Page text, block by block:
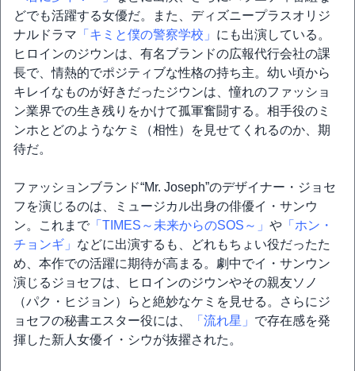
どでも活躍する女優だ。また、ディズニープラスオリジ
ナルドラマ 「キミと僕の警察学校」 にも出演している。
ヒロインのジウンは、有名ブランドの広報代行会社の課
長で、情熱的でポジティブな性格の持ち主。幼い頃から
キレイなものが好きだったジウンは、憧れのファッショ
ン業界での生き残りをかけて孤軍奮闘する。相手役のミ
ンホとどのようなケミ（相性）を見せてくれるのか、期
待だ。
ファッションブランド“Mr. Joseph”のデザイナー・ジョセ
フを演じるのは、ミュージカル出身の俳優イ・サンウ
ン。これまで 「TIMES～未来からのSOS～」 や 「ホン・
チョンギ」 などに出演するも、どれもちょい役だったた
め、本作での活躍に期待が高まる。劇中でイ・サンウン
演じるジョセフは、ヒロインのジウンやその親友ソノ
（パク・ヒジョン）らと絶妙なケミを見せる。さらにジ
ョセフの秘書エスター役には、
「流れ星」 で存在感を発
揮した新人女優イ・シウが抜擢された。